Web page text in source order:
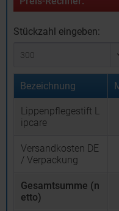
Stückzahl eingeben:
Bezeichnung
Lippenpflegestift L
ipcare
Versandkosten DE
/ Verpackung
Gesamtsumme (n
etto)